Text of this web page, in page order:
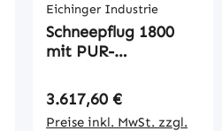
Eichinger Industrie
Schneepflug 1800
mit PUR-
Regulärer Preis:
3.617,60 €
Preise inkl. MwSt. zzgl.